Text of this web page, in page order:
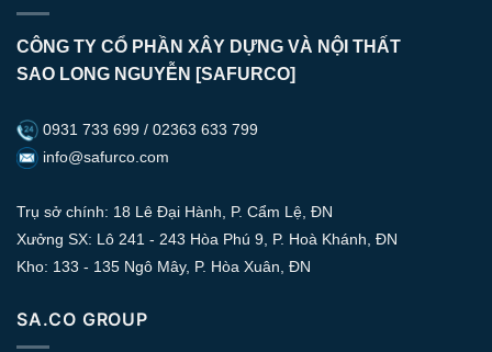
CÔNG TY CỔ PHẦN XÂY DỰNG VÀ NỘI THẤT
SAO LONG NGUYỄN [SAFURCO]
0931 733 699 / 02363 633 799
info@safurco.com
Trụ sở chính: 18 Lê Đại Hành, P. Cẩm Lệ, ĐN
Xưởng SX: Lô 241 - 243 Hòa Phú 9, P. Hoà Khánh, ĐN
Kho: 133 - 135 Ngô Mây, P. Hòa Xuân, ĐN
SA.CO GROUP